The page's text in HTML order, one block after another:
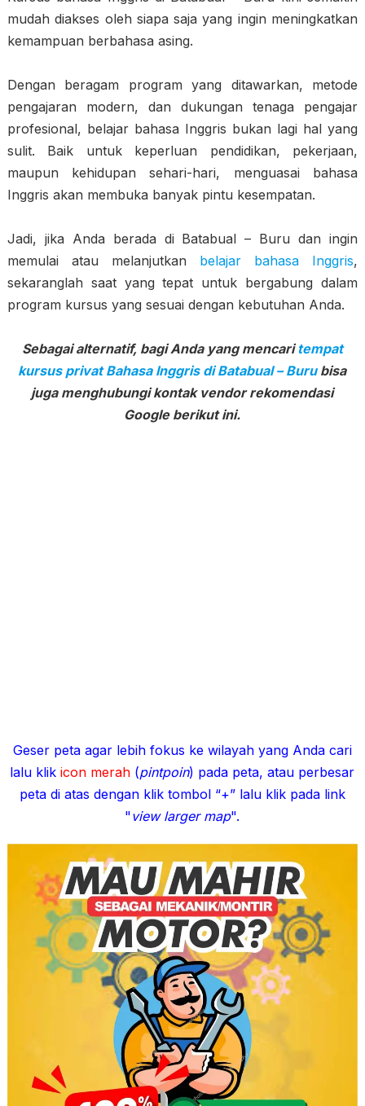
mudah diakses oleh siapa saja yang ingin meningkatkan
kemampuan berbahasa asing.
Dengan beragam program yang ditawarkan, metode
pengajaran modern, dan dukungan tenaga pengajar
profesional, belajar bahasa Inggris bukan lagi hal yang
sulit. Baik untuk keperluan pendidikan, pekerjaan,
maupun kehidupan sehari-hari, menguasai bahasa
Inggris akan membuka banyak pintu kesempatan.
Jadi, jika Anda berada di Batabual – Buru dan ingin
memulai atau melanjutkan belajar bahasa Inggris,
sekaranglah saat yang tepat untuk bergabung dalam
program kursus yang sesuai dengan kebutuhan Anda.
Sebagai alternatif, bagi Anda yang mencaritempat
kursus privat Bahasa Inggris di Batabual – Burubisa
juga menghubungi kontak vendor rekomendasi
Google berikut ini.
Geser peta agar lebih fokus ke wilayah yang Anda cari
lalu klikicon merah (pintpoin) pada peta, atau perbesar
peta di atas dengan klik tombol “+” lalu klik pada link
"view larger map".